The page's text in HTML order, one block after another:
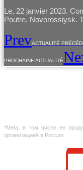
Le, 22 janvier 2023.
Poutre, Novorossiysk.
PrevACTUALITÉ
PROCHAINE ACTUALITÉ
*Meta, в том числе ее
организацией в России.